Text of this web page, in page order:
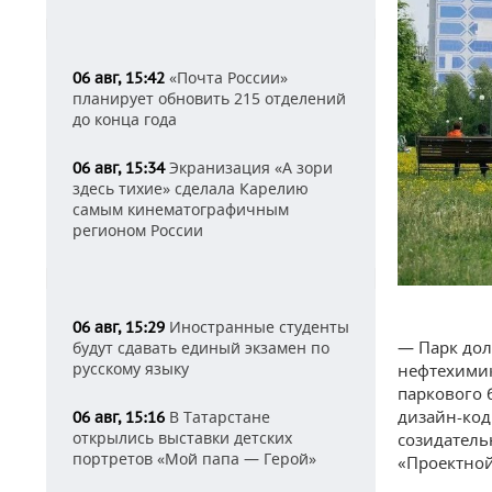
06 авг, 15:42 «Почта России»
планирует обновить 215 отделений
до конца года
06 авг, 15:34Экранизация «А зори
здесь тихие» сделала Карелию
самым кинематографичным
регионом России
06 авг, 15:29 Иностранные студенты
будут сдавать единый экзамен по
русскому языку
06 авг, 15:16 В Татарстане
открылись выставки детских
портретов «Мой папа — Герой»
— Парк
паркового
дизайн-